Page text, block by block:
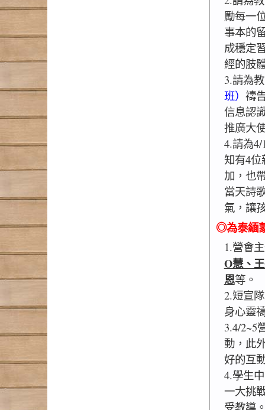
勵每一
事本的
成穩定
經的肢
3.請為
班） 禱
信息認
推廣大
4.請為
知有4
加，也
當天詩
氣，讓
◎為泰緬
1.營會
O慧、
恩等。
2.短宣
身心靈
3.4/2~5
動，此
好的互
4.學生
一大挑